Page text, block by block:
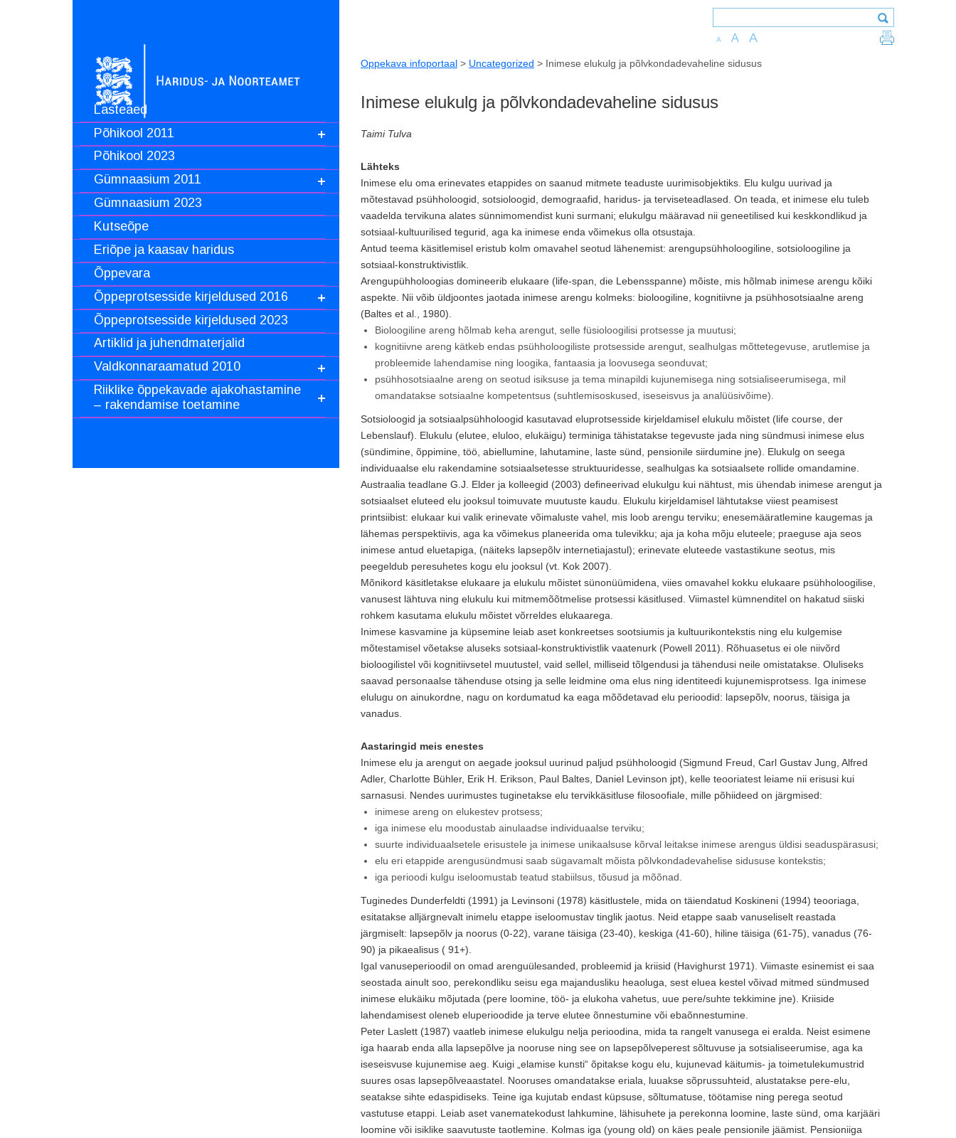
Lasteaed
Põhikool 2011
Põhikool 2023
Gümnaasium 2011
Gümnaasium 2023
Kutseõpe
Eriõpe ja kaasav haridus
Õppevara
Õppeprotsesside kirjeldused 2016
Õppeprotsesside kirjeldused 2023
Artiklid ja juhendmaterjalid
Valdkonnaraamatud 2010
Riiklike õppekavade ajakohastamine
– rakendamise toetamine
A A A
Oppekava infoportaal > Uncategorized > Inimese elukulg ja põlvkondadevaheline sidusus
Inimese elukulg ja põlvkondadevaheline sidusus
Taimi Tulva
Lähteks
Inimese elu oma erinevates etappides on saanud mitmete teaduste uurimisobjektiks. Elu kulgu uurivad ja
mõtestavad psühholoogid, sotsioloogid, demograafid, haridus- ja terviseteadlased. On teada, et inimese elu tuleb
vaadelda tervikuna alates sünnimomendist kuni surmani; elukulgu määravad nii geneetilised kui keskkondlikud ja
sotsiaal-kultuurilised tegurid, aga ka inimese enda võimekus olla otsustaja.
Antud teema käsitlemisel eristub kolm omavahel seotud lähenemist: arengupsühholoogiline, sotsioloogiline ja
sotsiaal-konstruktivistlik.
Arengupühholoogias domineerib elukaare (life-span, die Lebensspanne) mõiste, mis hõlmab inimese arengu kõiki
aspekte. Nii võib üldjoontes jaotada inimese arengu kolmeks: bioloogiline, kognitiivne ja psühhosotsiaalne areng
(Baltes et al., 1980).
Bioloogiline areng hõlmab keha arengut, selle füsioloogilisi protsesse ja muutusi;
kognitiivne areng kätkeb endas psühholoogiliste protsesside arengut, sealhulgas mõttetegevuse, arutlemise ja
probleemide lahendamise ning loogika, fantaasia ja loovusega seonduvat;
psühhosotsiaalne areng on seotud isiksuse ja tema minapildi kujunemisega ning sotsialiseerumisega, mil
omandatakse sotsiaalne kompetentsus (suhtlemisoskused, iseseisvus ja analüüsivõime).
Sotsioloogid ja sotsiaalpsühholoogid kasutavad eluprotsesside kirjeldamisel elukulu mõistet (life course, der
Lebenslauf). Elukulu (elutee, eluloo, elukäigu) terminiga tähistatakse tegevuste jada ning sündmusi inimese elus
(sündimine, õppimine, töö, abiellumine, lahutamine, laste sünd, pensionile siirdumine jne). Elukulg on seega
individuaalse elu rakendamine sotsiaalsetesse struktuuridesse, sealhulgas ka sotsiaalsete rollide omandamine.
Austraalia teadlane G.J. Elder ja kolleegid (2003) defineerivad elukulgu kui nähtust, mis ühendab inimese arengut ja
sotsiaalset eluteed elu jooksul toimuvate muutuste kaudu. Elukulu kirjeldamisel lähtutakse viiest peamisest
printsiibist: elukaar kui valik erinevate võimaluste vahel, mis loob arengu terviku; enesemääratlemine kaugemas ja
lähemas perspektiivis, aga ka võimekus planeerida oma tulevikku; aja ja koha mõju eluteele; praeguse aja seos
inimese antud eluetapiga, (näiteks lapsepõlv internetiajastul); erinevate eluteede vastastikune seotus, mis
peegeldub peresuhetes kogu elu jooksul (vt. Kok 2007).
Mõnikord käsitletakse elukaare ja elukulu mõistet sünonüümidena, viies omavahel kokku elukaare psühholoogilise,
vanusest lähtuva ning elukulu kui mitmemõõtmelise protsessi käsitlused. Viimastel kümnenditel on hakatud siiski
rohkem kasutama elukulu mõistet võrreldes elukaarega.
Inimese kasvamine ja küpsemine leiab aset konkreetses sootsiumis ja kultuurikontekstis ning elu kulgemise
mõtestamisel võetakse aluseks sotsiaal-konstruktivistlik vaatenurk (Powell 2011). Rõhuasetus ei ole niivõrd
bioloogilistel või kognitiivsetel muutustel, vaid sellel, milliseid tõlgendusi ja tähendusi neile omistatakse. Oluliseks
saavad personaalse tähenduse otsing ja selle leidmine oma elus ning identiteedi kujunemisprotsess. Iga inimese
elulugu on ainukordne, nagu on kordumatud ka eaga mõõdetavad elu perioodid: lapsepõlv, noorus, täisiga ja
vanadus.
Aastaringid meis enestes
Inimese elu ja arengut on aegade jooksul uurinud paljud psühholoogid (Sigmund Freud, Carl Gustav Jung, Alfred
Adler, Charlotte Bühler, Erik H. Erikson, Paul Baltes, Daniel Levinson jpt), kelle teooriatest leiame nii erisusi kui
sarnasusi. Nendes uurimustes tuginetakse elu tervikkäsitluse filosoofiale, mille põhiideed on järgmised:
inimese areng on elukestev protsess;
iga inimese elu moodustab ainulaadse individuaalse terviku;
suurte individuaalsetele erisustele ja inimese unikaalsuse kõrval leitakse inimese arengus üldisi seaduspärasusi;
elu eri etappide arengusündmusi saab sügavamalt mõista põlvkondadevahelise sidususe kontekstis;
iga perioodi kulgu iseloomustab teatud stabiilsus, tõusud ja mõõnad.
Tuginedes Dunderfeldti (1991) ja Levinsoni (1978) käsitlustele, mida on täiendatud Koskineni (1994) teooriaga,
esitatakse alljärgnevalt inimelu etappe iseloomustav tinglik jaotus. Neid etappe saab vanuseliselt reastada
järgmiselt: lapsepõlv ja noorus (0-22), varane täisiga (23-40), keskiga (41-60), hiline täisiga (61-75), vanadus (76-
90) ja pikaealisus ( 91+).
Igal vanuseperioodil on omad arenguülesanded, probleemid ja kriisid (Havighurst 1971). Viimaste esinemist ei saa
seostada ainult soo, perekondliku seisu ega majandusliku heaoluga, sest eluea kestel võivad mitmed sündmused
inimese elukäiku mõjutada (pere loomine, töö- ja elukoha vahetus, uue pere/suhte tekkimine jne). Kriiside
lahendamisest oleneb eluperioodide ja terve elutee õnnestumine või ebaõnnestumine.
Peter Laslett (1987) vaatleb inimese elukulgu nelja perioodina, mida ta rangelt vanusega ei eralda. Neist esimene
iga haarab enda alla lapsepõlve ja nooruse ning see on lapsepõlveperest sõltuvuse ja sotsialiseerumise, aga ka
iseseisvuse kujunemise aeg. Kuigi „elamise kunsti“ õpitakse kogu elu, kujunevad käitumis- ja toimetulekumustrid
suures osas lapsepõlveaastatel. Nooruses omandatakse eriala, luuakse sõprussuhteid, alustatakse pere-elu,
seatakse sihte edaspidiseks. Teine iga kujutab endast küpsuse, sõltumatuse, töötamise ning perega seotud
vastutuse etappi. Leiab aset vanematekodust lahkumine, lähisuhete ja perekonna loomine, laste sünd, oma karjääri
loomine või isiklike saavutuste taotlemine. Kolmas iga (young old) on käes peale pensionile jäämist. Pensioniiga